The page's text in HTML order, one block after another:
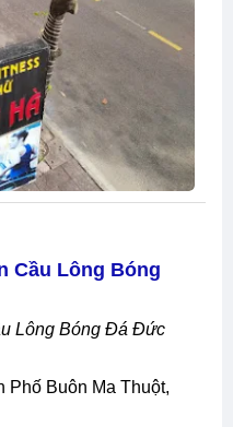
Cầu Lông Bóng
Lông Bóng Đá Đức